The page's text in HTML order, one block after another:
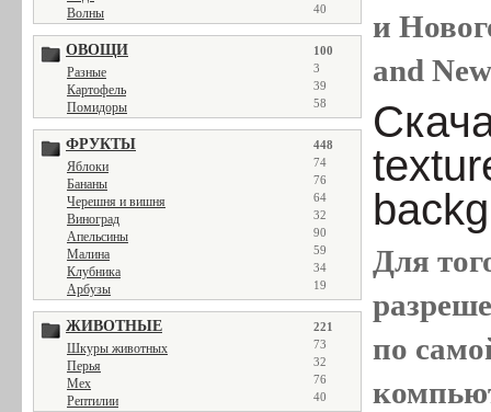
Волны 40
ОВОЩИ 100
Разные 3
Картофель 39
Помидоры 58
ФРУКТЫ 448
Яблоки 74
Бананы 76
Черешня и вишня 64
Виноград 32
Апельсины 90
Малина 59
Клубника 34
Арбузы 19
ЖИВОТНЫЕ 221
Шкуры животных 73
Перья 32
Мех 76
Рептилии 40
и
and
Для
по